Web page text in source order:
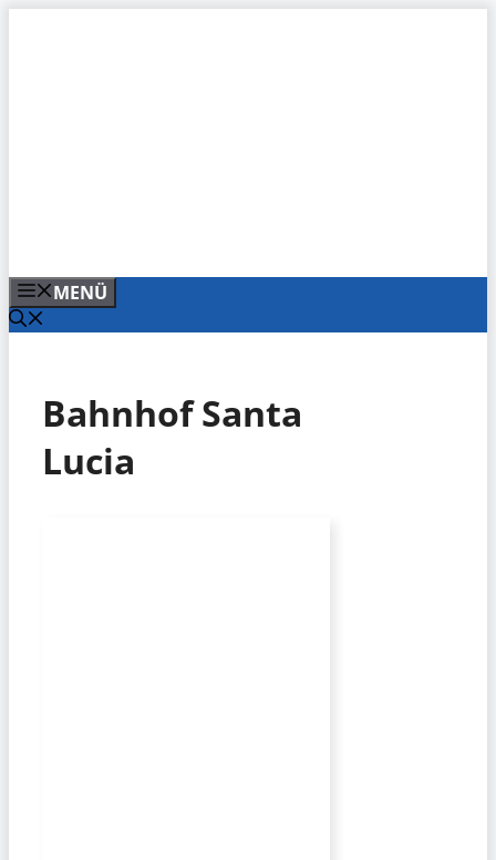
MENÜ
Bahnhof Santa
Lucia